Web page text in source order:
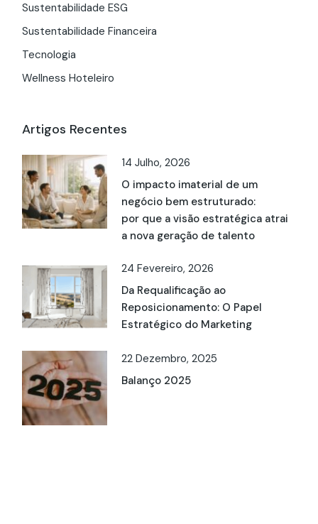
Sustentabilidade ESG
Sustentabilidade Financeira
Tecnologia
Wellness Hoteleiro
Artigos Recentes
14 Julho, 2026
O impacto imaterial de um
negócio bem estruturado:
por que a visão estratégica atrai
a nova geração de talento
24 Fevereiro, 2026
Da Requalificação ao
Reposicionamento: O Papel
Estratégico do Marketing
22 Dezembro, 2025
Balanço 2025